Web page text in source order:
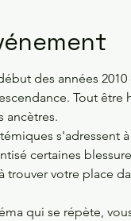
des années
Tout
ancètres.
s'adressent
certaines
trouver votre place
qui se répète,